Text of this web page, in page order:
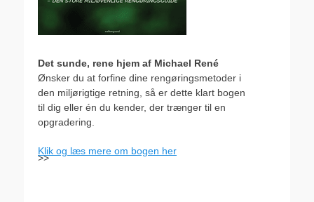
Det sunde, rene hjem af Michael René
Ønsker du at forfine dine rengøringsmetoder i
den miljørigtige retning, så er dette klart bogen
til dig eller én du kender, der trænger til en
opgradering.
Klik og læs mere om bogen her
>>